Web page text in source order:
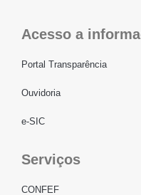
Acesso a
Portal Transparência
Ouvidoria
e-SIC
Serviços
CONFEF